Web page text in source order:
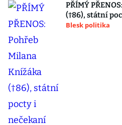
PŘÍMÝ
(†86), státní
Blesk politika